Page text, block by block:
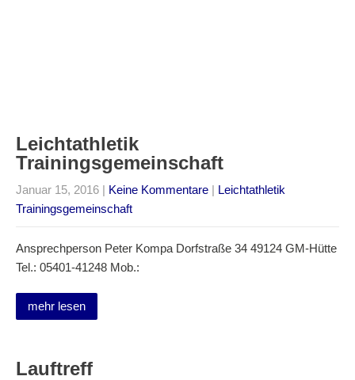
Leichtathletik
Trainingsgemeinschaft
Januar 15, 2016 | Keine Kommentare | Leichtathletik
Trainingsgemeinschaft
Ansprechperson Peter Kompa Dorfstraße 34 49124 GM-Hütte
Tel.: 05401-41248 Mob.:
mehr lesen
Lauftreff